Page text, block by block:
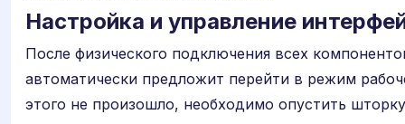
Настройка и управление
После физического подключения всех
автоматически предложит перейти в режим
этого не произошло, необходимо опустить